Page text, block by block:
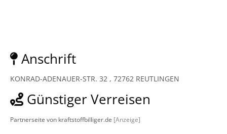
Anschrift
KONRAD-ADENAUER-STR. 32 , 72762 REUTLINGEN
Günstiger Verreisen
Partnerseite von kraftstoffbilliger.de [Anzeige]